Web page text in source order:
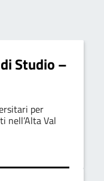
Studio –
per
nell’Alta Val